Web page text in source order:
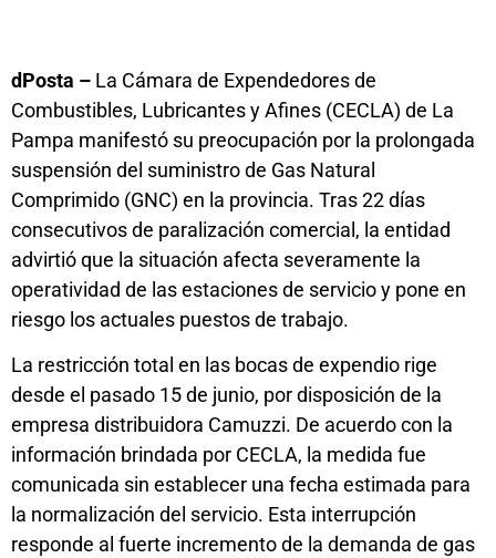
dPosta – La Cámara de Expendedores de
Combustibles, Lubricantes y Afines (CECLA) de La
Pampa manifestó su preocupación por la prolongada
suspensión del suministro de Gas Natural
Comprimido (GNC) en la provincia. Tras 22 días
consecutivos de paralización comercial, la entidad
advirtió que la situación afecta severamente la
operatividad de las estaciones de servicio y pone en
riesgo los actuales puestos de trabajo.
La restricción total en las bocas de expendio rige
desde el pasado 15 de junio, por disposición de la
empresa distribuidora Camuzzi. De acuerdo con la
información brindada por CECLA, la medida fue
comunicada sin establecer una fecha estimada para
la normalización del servicio. Esta interrupción
responde al fuerte incremento de la demanda de gas